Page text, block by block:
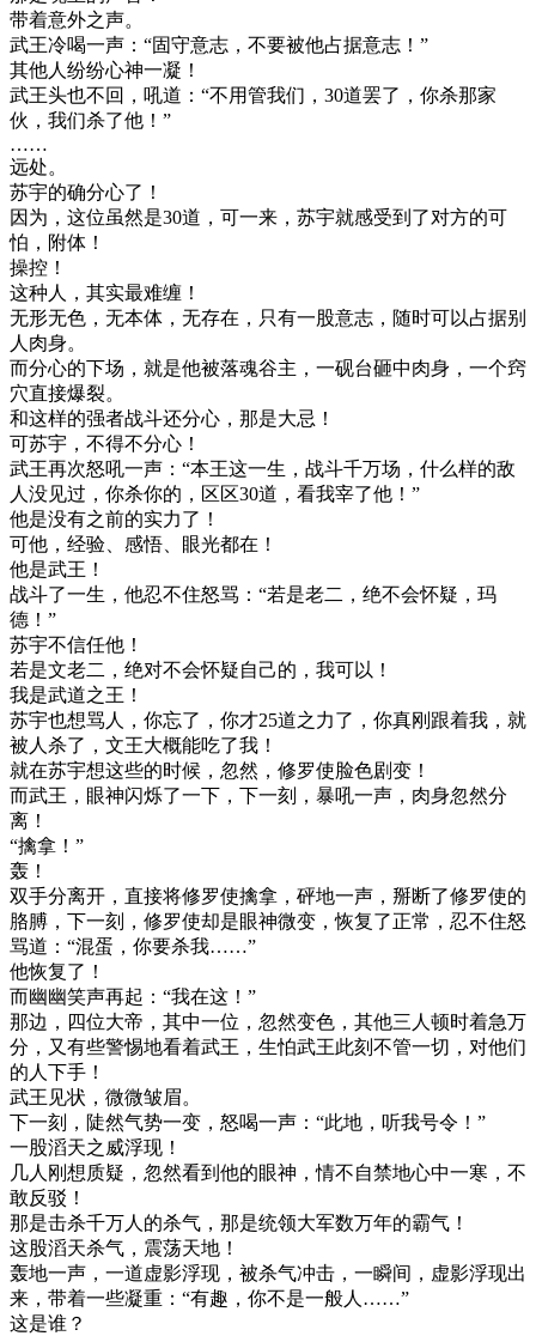
带着意外之声。
武王冷喝一声：“固守意志，不要被他占据意志！”
其他人纷纷心神一凝！
武王头也不回，吼道：“不用管我们，30道罢了，你杀那家
伙，我们杀了他！”
……
远处。
苏宇的确分心了！
因为，这位虽然是30道，可一来，苏宇就感受到了对方的可
怕，附体！
操控！
这种人，其实最难缠！
无形无色，无本体，无存在，只有一股意志，随时可以占据别
人肉身。
而分心的下场，就是他被落魂谷主，一砚台砸中肉身，一个窍
穴直接爆裂。
和这样的强者战斗还分心，那是大忌！
可苏宇，不得不分心！
武王再次怒吼一声：“本王这一生，战斗千万场，什么样的敌
人没见过，你杀你的，区区30道，看我宰了他！”
他是没有之前的实力了！
可他，经验、感悟、眼光都在！
他是武王！
战斗了一生，他忍不住怒骂：“若是老二，绝不会怀疑，玛
德！”
苏宇不信任他！
若是文老二，绝对不会怀疑自己的，我可以！
我是武道之王！
苏宇也想骂人，你忘了，你才25道之力了，你真刚跟着我，就
被人杀了，文王大概能吃了我！
就在苏宇想这些的时候，忽然，修罗使脸色剧变！
而武王，眼神闪烁了一下，下一刻，暴吼一声，肉身忽然分
离！
“擒拿！”
轰！
双手分离开，直接将修罗使擒拿，砰地一声，掰断了修罗使的
胳膊，下一刻，修罗使却是眼神微变，恢复了正常，忍不住怒
骂道：“混蛋，你要杀我……”
他恢复了！
而幽幽笑声再起：“我在这！”
那边，四位大帝，其中一位，忽然变色，其他三人顿时着急万
分，又有些警惕地看着武王，生怕武王此刻不管一切，对他们
的人下手！
武王见状，微微皱眉。
下一刻，陡然气势一变，怒喝一声：“此地，听我号令！”
一股滔天之威浮现！
几人刚想质疑，忽然看到他的眼神，情不自禁地心中一寒，不
敢反驳！
那是击杀千万人的杀气，那是统领大军数万年的霸气！
这股滔天杀气，震荡天地！
轰地一声，一道虚影浮现，被杀气冲击，一瞬间，虚影浮现出
来，带着一些凝重：“有趣，你不是一般人……”
这是谁？